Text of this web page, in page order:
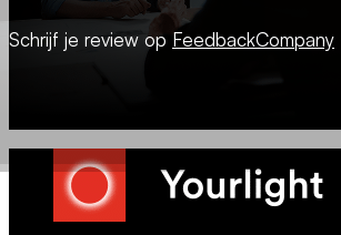
Schrijf je review op FeedbackCompany